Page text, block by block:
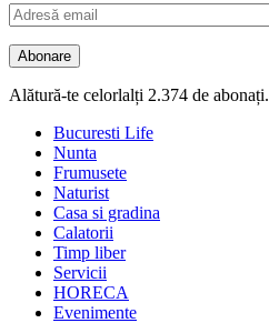
Adresă
email
Abonare
Alătură-te celorlalți 2.374 de abonați.
Bucuresti Life
Nunta
Frumusete
Naturist
Casa si gradina
Calatorii
Timp liber
Servicii
HORECA
Evenimente